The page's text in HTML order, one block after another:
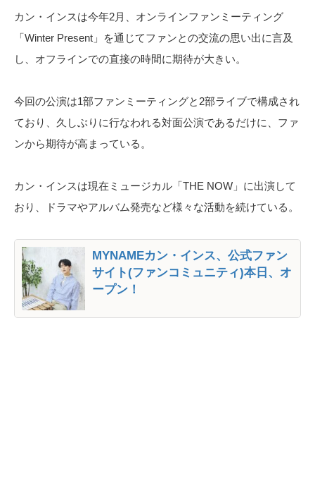
カン・インスは今年2月、オンラインファンミーティング
「Winter Present」を通じてファンとの交流の思い出に言及
し、オフラインでの直接の時間に期待が大きい。
今回の公演は1部ファンミーティングと2部ライブで構成され
ており、久しぶりに行なわれる対面公演であるだけに、ファ
ンから期待が高まっている。
カン・インスは現在ミュージカル「THE NOW」に出演して
おり、ドラマやアルバム発売など様々な活動を続けている。
MYNAMEカン・インス、公式ファン
サイト(ファンコミュニティ)本日、オ
ープン！